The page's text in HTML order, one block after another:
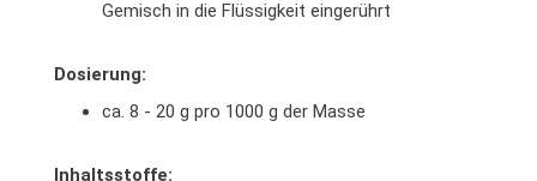
Gemisch in die Flüssigkeit eingerührt
Dosierung:
ca. 8 - 20 g pro 1000 g der Masse
Inhaltsstoffe: